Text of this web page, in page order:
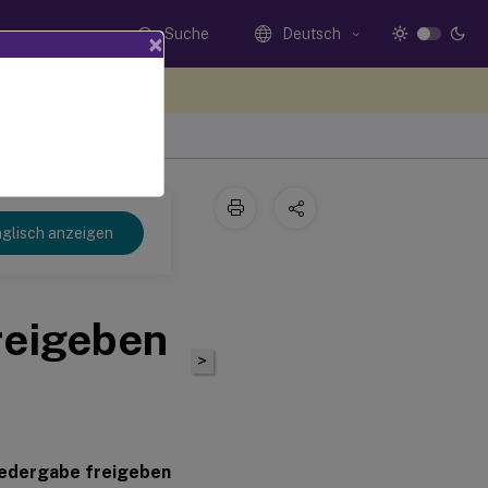
Suche Deutsch
anzeigen
freigeben
>
×